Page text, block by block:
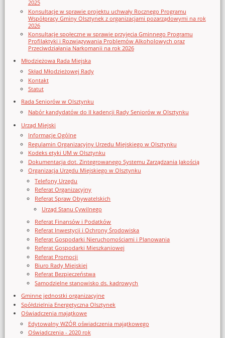
2025
Konsultacje w sprawie projektu uchwały Rocznego Programu
Współpracy Gminy Olsztynek z organizacjami pozarządowymi na rok
2026
Konsultacje społeczne w sprawie przyjęcia Gminnego Programu
Profilaktyki i Rozwiązywania Problemów Alkoholowych oraz
Przeciwdziałania Narkomanii na rok 2026
Młodzieżowa Rada Miejska
Skład Młodzieżowej Rady
Kontakt
Statut
Rada Seniorów w Olsztynku
Nabór kandydatów do II kadencji Rady Seniorów w Olsztynku
Urząd Miejski
Informacje Ogólne
Regulamin Organizacyjny Urzedu Miejskiego w Olsztynku
Kodeks etyki UM w Olsztynku
Dokumentacja dot. Zintegrowanego Systemu Zarządzania Jakością
Organizacja Urzędu Miejskiego w Olsztynku
Telefony Urzędu
Referat Organizacyjny
Referat Spraw Obywatelskich
Urząd Stanu Cywilnego
Referat Finansów i Podatków
Referat Inwestycji i Ochrony Środowiska
Referat Gospodarki Nieruchomościami i Planowania
Referat Gospodarki Mieszkaniowej
Referat Promocji
Biuro Rady Miejskiej
Referat Bezpieczeństwa
Samodzielne stanowisko ds. kadrowych
Gminne jednostki organizacyjne
Spółdzielnia Energetyczna Olsztynek
Oświadczenia majątkowe
Edytowalny WZÓR oświadczenia majątkowego
Oświadczenia - 2020 rok